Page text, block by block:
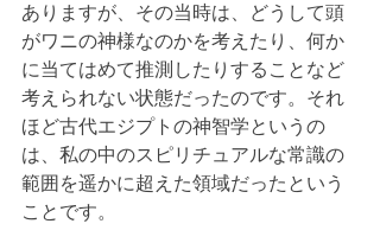
ありますが、その当時は、どうして頭
がワニの神様なのかを考えたり、何か
に当てはめて推測したりすることなど
考えられない状態だったのです。それ
ほど古代エジプトの神智学というの
は、私の中のスピリチュアルな常識の
範囲を遥かに超えた領域だったという
ことです。